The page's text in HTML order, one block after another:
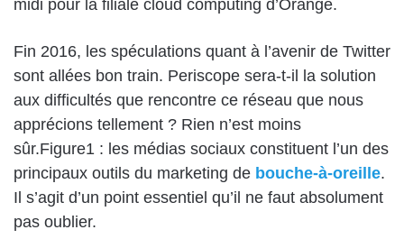
midi pour la filiale cloud computing d’Orange.
Fin 2016, les spéculations quant à l’avenir de Twitter
sont allées bon train. Periscope sera-t-il la solution
aux difficultés que rencontre ce réseau que nous
apprécions tellement ? Rien n’est moins
sûr.Figure1 : les médias sociaux constituent l’un des
principaux outils du marketing de bouche-à-oreille.
Il s’agit d’un point essentiel qu’il ne faut absolument
pas oublier.